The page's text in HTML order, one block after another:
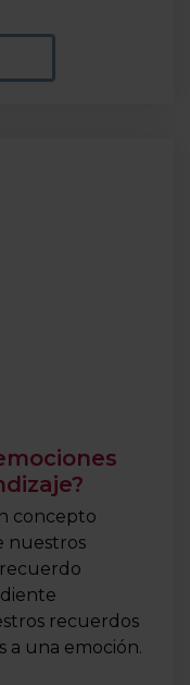
concepto
nuestros
recuerdos
a una emoción.